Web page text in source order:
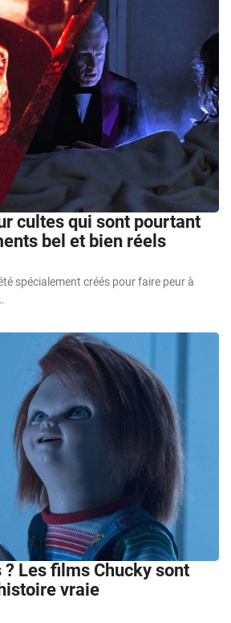
cultes qui sont pourtant
bel et bien réels
spécialement créés pour faire peur à
Les films Chucky sont
vraie